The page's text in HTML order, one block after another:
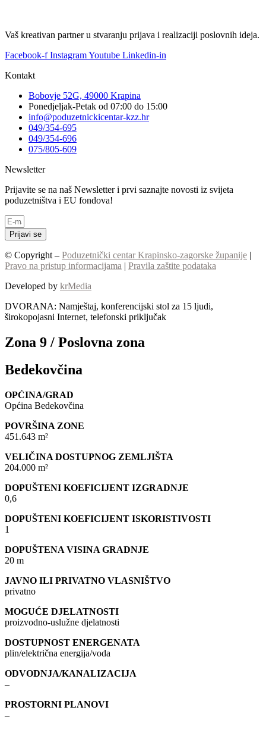
Vaš kreativan partner u stvaranju prijava i realizaciji poslovnih ideja.
Facebook-f InstagramYoutube Linkedin-in
Kontakt
Bobovje 52G, 49000 Krapina
Ponedjeljak-Petak od 07:00 do 15:00
info@poduzetnickicentar-kzz.hr
049/354-695
049/354-696
075/805-609
Newsletter
Prijavite se na naš Newsletter i prvi saznajte novosti iz svijeta
poduzetništva i EU fondova!
Prijavi se
© Copyright – Poduzetnički centar Krapinsko-zagorske županije |
Pravo na pristup informacijama | Pravila zaštite podataka
Developed by krMedia
DVORANA: Namještaj, konferencijski stol za 15 ljudi,
širokopojasni Internet, telefonski priključak
Zona 9 / Poslovna zona
Bedekovčina
OPĆINA/GRAD
Općina Bedekovčina
POVRŠINA ZONE
451.643 m²
VELIČINA DOSTUPNOG ZEMLJIŠTA
204.000 m²
DOPUŠTENI KOEFICIJENT IZGRADNJE
0,6
DOPUŠTENI KOEFICIJENT ISKORISTIVOSTI
1
DOPUŠTENA VISINA GRADNJE
20 m
JAVNO ILI PRIVATNO VLASNIŠTVO
privatno
MOGUĆE DJELATNOSTI
proizvodno-uslužne djelatnosti
DOSTUPNOST ENERGENATA
plin/električna energija/voda
ODVODNJA/KANALIZACIJA
–
PROSTORNI PLANOVI
–